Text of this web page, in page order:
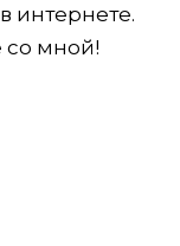
интернете.
со мной!